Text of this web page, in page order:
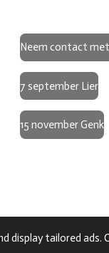
display tailored
Neem contact
7 september Lier
15 november Genk